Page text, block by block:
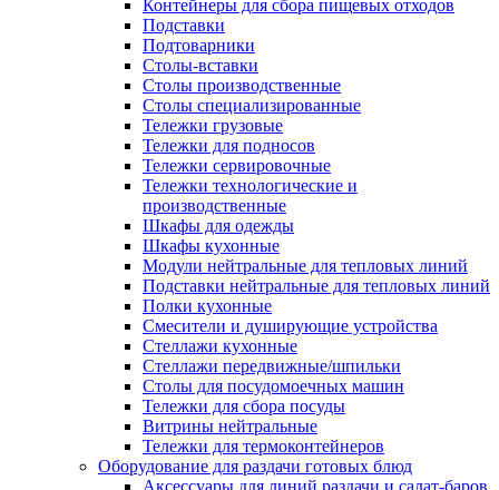
Контейнеры для сбора пищевых отходов
Подставки
Подтоварники
Столы-вставки
Столы производственные
Столы специализированные
Тележки грузовые
Тележки для подносов
Тележки сервировочные
Тележки технологические и
производственные
Шкафы для одежды
Шкафы кухонные
Модули нейтральные для тепловых линий
Подставки нейтральные для тепловых линий
Полки кухонные
Смесители и душирующие устройства
Стеллажи кухонные
Стеллажи передвижные/шпильки
Столы для посудомоечных машин
Тележки для сбора посуды
Витрины нейтральные
Тележки для термоконтейнеров
Оборудование для раздачи готовых блюд
Аксессуары для линий раздачи и салат-баров